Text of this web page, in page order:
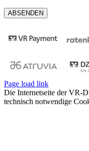
Page load link
Die Internetseite der VR-
technisch notwendige